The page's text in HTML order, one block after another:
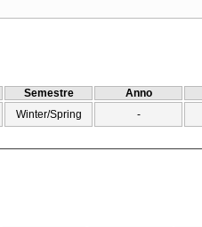
Semestre Anno
Winter/Spring -